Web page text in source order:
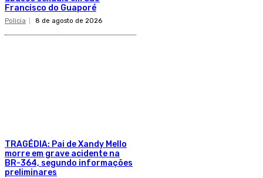
Francisco do Guaporé
Policia 8 de agosto de 2026
TRAGÉDIA: Pai de Xandy Mello
morre em grave acidente na
BR-364, segundo informações
preliminares